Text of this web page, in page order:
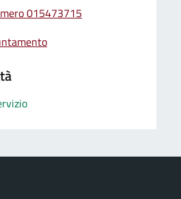
015473715